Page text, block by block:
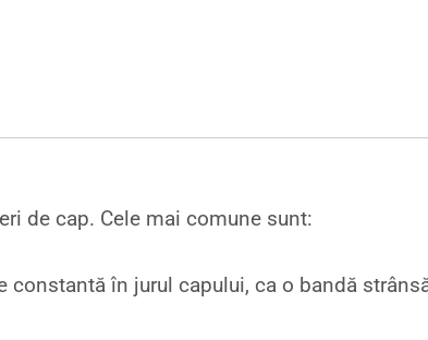
de cap. Cele mai comune sunt:
în jurul capului, ca o bandă